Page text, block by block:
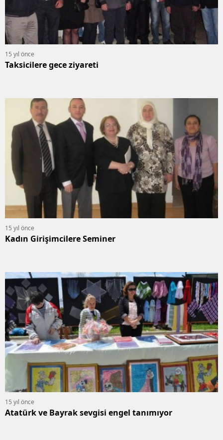
15 yıl önce
Taksicilere gece ziyareti
15 yıl önce
Kadın Girişimcilere Seminer
15 yıl önce
Atatürk ve Bayrak sevgisi engel tanımıyor